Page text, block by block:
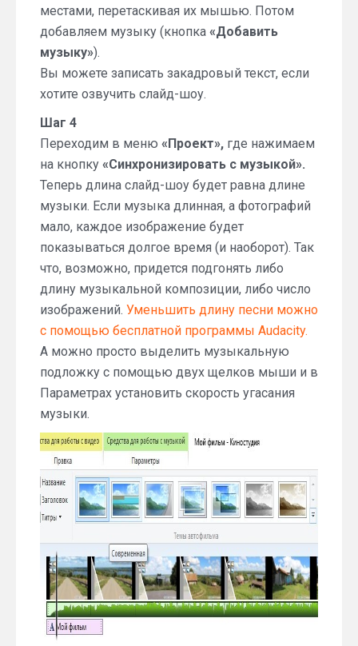
местами, перетаскивая их мышью. Потом
добавляем музыку (кнопка «Добавить
музыку»).
Вы можете записать закадровый текст, если
хотите озвучить слайд-шоу.
Шаг 4
Переходим в меню «Проект», где нажимаем
на кнопку «Синхронизировать с музыкой».
Теперь длина слайд-шоу будет равна длине
музыки. Если музыка длинная, а фотографий
мало, каждое изображение будет
показываться долгое время (и наоборот). Так
что, возможно, придется подгонять либо
длину музыкальной композиции, либо число
изображений. Уменьшить длину песни можно
с помощью бесплатной программы Audacity.
А можно просто выделить музыкальную
подложку с помощью двух щелков мыши и в
Параметрах установить скорость угасания
музыки.